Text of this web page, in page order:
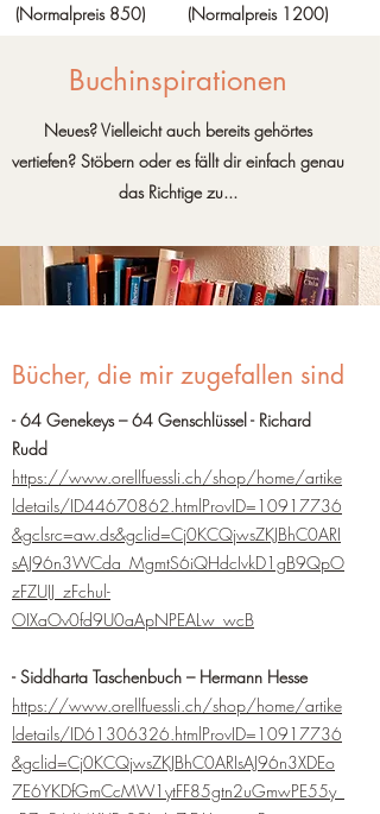
(Normalpreis 850) (Normalpreis 1200)
Buchinspirationen
Neues? Vielleicht auch bereits gehörtes
vertiefen? Stöbern oder es fällt dir einfach genau
das Richtige zu...
Bücher, die mir zugefallen sind
- 64 Genekeys – 64 Genschlüssel - Richard
Rudd
https://www.orellfuessli.ch/shop/home/artike
ldetails/ID44670862.htmlProvID=10917736
&gclsrc=aw.ds&gclid=Cj0KCQjwsZKJBhC0ARI
sAJ96n3WCda_MgmtS6iQHdcIvkD1gB9QpO
zFZUIJ_zFchul-
OIXaOv0fd9U0aApNPEALw_wcB
- Siddharta Taschenbuch – Hermann Hesse
https://www.orellfuessli.ch/shop/home/artike
ldetails/ID61306326.htmlProvID=10917736
&gclid=Cj0KCQjwsZKJBhC0ARIsAJ96n3XDEo
7E6YKDfGmCcMW1ytFF85gtn2uGmwPE55y_